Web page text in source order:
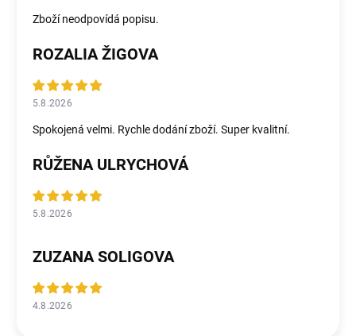
Zboží neodpovídá popisu.
ROZALIA ŽIGOVA
5.8.2026
Spokojená velmi. Rychle dodání zboží. Super kvalitní.
RŮŽENA ULRYCHOVÁ
5.8.2026
ZUZANA SOLIGOVA
4.8.2026